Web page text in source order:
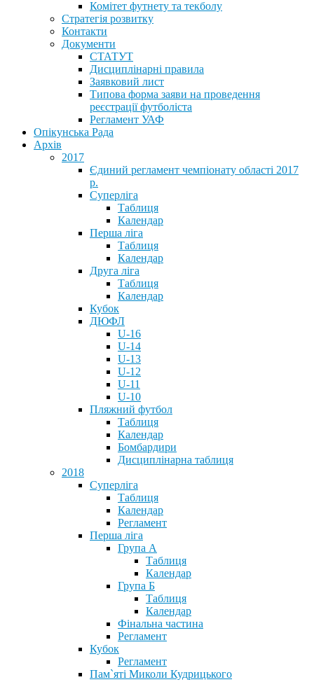
Комітет футнету та текболу
Стратегія розвитку
Контакти
Документи
СТАТУТ
Дисциплінарні правила
Заявковий лист
Типова форма заяви на проведення
реєстрації футболіста
Регламент УАФ
Опікунська Рада
Архів
2017
Єдиний регламент чемпіонату області 2017
р.
Суперліга
Таблиця
Календар
Перша ліга
Таблиця
Календар
Друга ліга
Таблиця
Календар
Кубок
ДЮФЛ
U-16
U-14
U-13
U-12
U-11
U-10
Пляжний футбол
Таблиця
Календар
Бомбардири
Дисциплінарна таблиця
2018
Суперліга
Таблиця
Календар
Регламент
Перша ліга
Група А
Таблиця
Календар
Група Б
Таблиця
Календар
Фінальна частина
Регламент
Кубок
Регламент
Пам`яті Миколи Кудрицького